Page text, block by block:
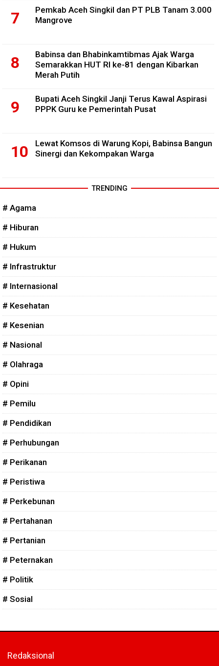
Pemkab Aceh Singkil dan PT PLB Tanam 3.000
Mangrove
Babinsa dan Bhabinkamtibmas Ajak Warga
Semarakkan HUT RI ke-81 dengan Kibarkan
Merah Putih
Bupati Aceh Singkil Janji Terus Kawal Aspirasi
PPPK Guru ke Pemerintah Pusat
Lewat Komsos di Warung Kopi, Babinsa Bangun
Sinergi dan Kekompakan Warga
TRENDING
# Agama
# Hiburan
# Hukum
# Infrastruktur
# Internasional
# Kesehatan
# Kesenian
# Nasional
# Olahraga
# Opini
# Pemilu
# Pendidikan
# Perhubungan
# Perikanan
# Peristiwa
# Perkebunan
# Pertahanan
# Pertanian
# Peternakan
# Politik
# Sosial
Redaksional